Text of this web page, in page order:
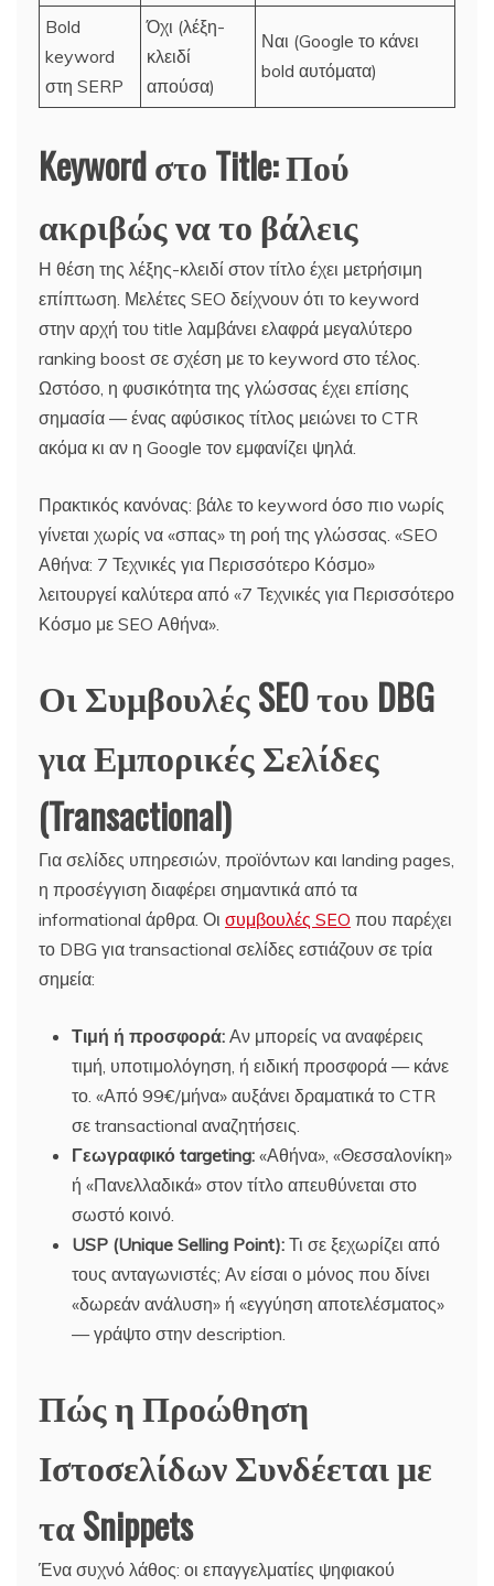
Bold
keyword
στη SERP
Όχι (λέξη-
κλειδί
απούσα)
Ναι (Google το κάνει
bold αυτόματα)
Keyword στο Title: Πού
ακριβώς να το βάλεις
Η θέση της λέξης-κλειδί στον τίτλο έχει μετρήσιμη
επίπτωση. Μελέτες SEO δείχνουν ότι το keyword
στην αρχή του title λαμβάνει ελαφρά μεγαλύτερο
ranking boost σε σχέση με το keyword στο τέλος.
Ωστόσο, η φυσικότητα της γλώσσας έχει επίσης
σημασία — ένας αφύσικος τίτλος μειώνει το CTR
ακόμα κι αν η Google τον εμφανίζει ψηλά.
Πρακτικός κανόνας: βάλε το keyword όσο πιο νωρίς
γίνεται χωρίς να «σπας» τη ροή της γλώσσας. «SEO
Αθήνα: 7 Τεχνικές για Περισσότερο Κόσμο»
λειτουργεί καλύτερα από «7 Τεχνικές για Περισσότερο
Κόσμο με SEO Αθήνα».
Οι Συμβουλές SEO του DBG
για Εμπορικές Σελίδες
(Transactional)
Για σελίδες υπηρεσιών, προϊόντων και landing pages,
η προσέγγιση διαφέρει σημαντικά από τα
informational άρθρα. Οι συμβουλές SEO που παρέχει
το DBG για transactional σελίδες εστιάζουν σε τρία
σημεία:
Τιμή ή προσφορά: Αν μπορείς να αναφέρεις
τιμή, υποτιμολόγηση, ή ειδική προσφορά — κάνε
το. «Από 99€/μήνα» αυξάνει δραματικά το CTR
σε transactional αναζητήσεις.
Γεωγραφικό targeting: «Αθήνα», «Θεσσαλονίκη»
ή «Πανελλαδικά» στον τίτλο απευθύνεται στο
σωστό κοινό.
USP (Unique Selling Point): Τι σε ξεχωρίζει από
τους ανταγωνιστές; Αν είσαι ο μόνος που δίνει
«δωρεάν ανάλυση» ή «εγγύηση αποτελέσματος»
— γράψτο στην description.
Πώς η Προώθηση
Ιστοσελίδων Συνδέεται με
τα Snippets
Ένα συχνό λάθος: οι επαγγελματίες ψηφιακού